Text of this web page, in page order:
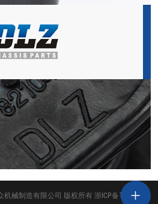
机械制造有限公司 版权所有 浙ICP备18004961